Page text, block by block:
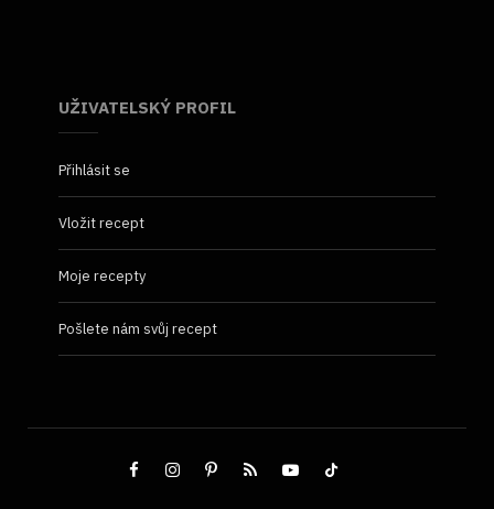
UŽIVATELSKÝ PROFIL
Přihlásit se
Vložit recept
Moje recepty
Pošlete nám svůj recept